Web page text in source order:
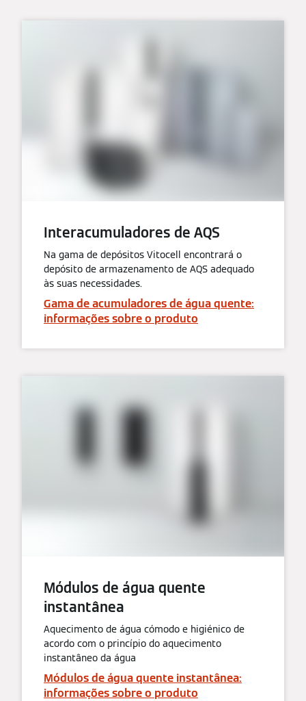
Interacumuladores de AQS
Na gama de depósitos Vitocell encontrará o
depósito de armazenamento de AQS adequado
às suas necessidades.
Gama de acumuladores de água quente:
informações sobre o produto
Módulos de água quente
instantânea
Aquecimento de água cómodo e higiénico de
acordo com o princípio do aquecimento
instantâneo da água
Módulos de água quente instantânea:
informações sobre o produto